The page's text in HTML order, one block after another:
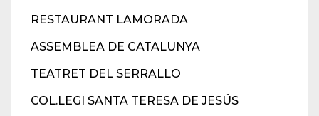
RESTAURANT LAMORADA
ASSEMBLEA DE CATALUNYA
TEATRET DEL SERRALLO
COL.LEGI SANTA TERESA DE JESÚS